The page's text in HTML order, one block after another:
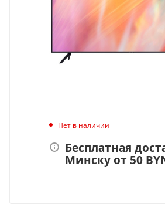
Нет в наличии
Бесплатная
Минску от 50